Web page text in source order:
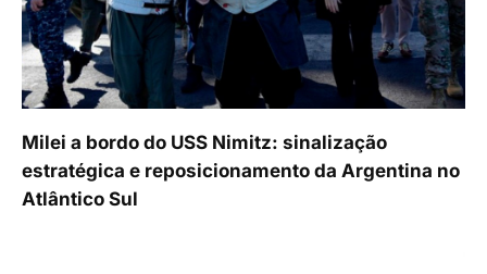
Milei a bordo do USS Nimitz: sinalização
estratégica e reposicionamento da Argentina no
Atlântico Sul